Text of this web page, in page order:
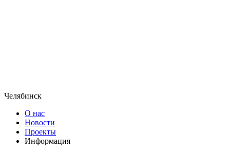
Челябинск
О нас
Новости
Проекты
Информация